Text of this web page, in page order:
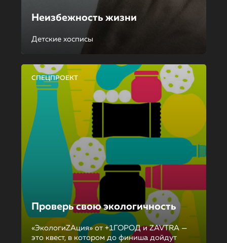
Неизбежность жизни
Детские хосписы
СПЕЦПРОЕКТ
Проверь свою экологичность
«ЭкологиZAция» от +1ГОРОД и ZAVTRA —
это квест, в котором до финиша дойдут